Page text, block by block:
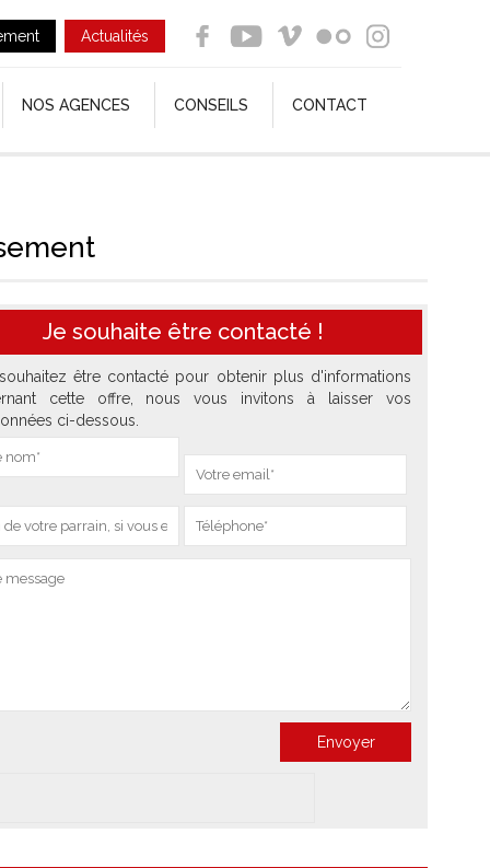
Actualités
NOS AGENCES CONSEILS CONTACT
Je souhaite être contacté !
être contacté pour obtenir plus d'informations
cette offre, nous vous invitons à laisser vos
ci-dessous.